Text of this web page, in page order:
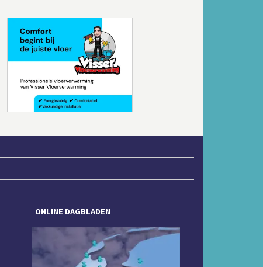
ONLINE DAGBLADEN